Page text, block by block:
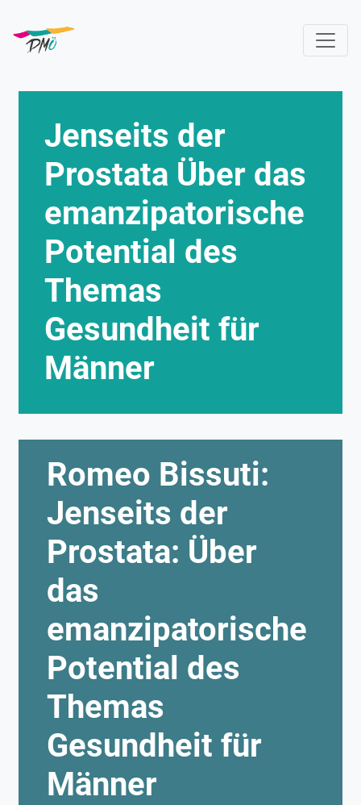
zum
Inhalt
Jenseits der
Prostata Über das
emanzipatorische
Potential des
Themas
Gesundheit für
Männer
Romeo Bissuti:
Jenseits der
Prostata: Über
das
emanzipatorische
Potential des
Themas
Gesundheit für
Männer